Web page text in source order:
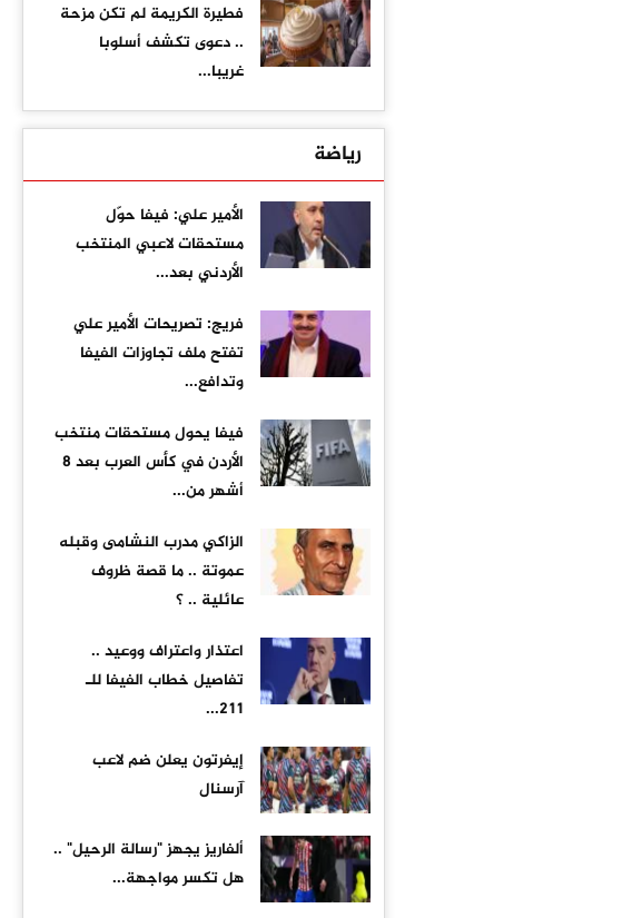
فطيرة الكريمة لم تكن مزحة
.. دعوى تكشف أسلوبا
غريبا...
رياضة
الأمير علي: فيفا حوّل
مستحقات لاعبي المنتخب
الأردني بعد...
فريج: تصريحات الأمير علي
تفتح ملف تجاوزات الفيفا
وتدافع...
فيفا يحول مستحقات منتخب
الأردن في كأس العرب بعد 8
أشهر من...
الزاكي مدرب النشامى وقبله
عموتة .. ما قصة ظروف
عائلية .. ؟
اعتذار واعتراف ووعيد ..
تفاصيل خطاب الفيفا للـ
211...
إيفرتون يعلن ضم لاعب
آرسنال
ألفاريز يجهز "رسالة الرحيل" ..
هل تكسر مواجهة...